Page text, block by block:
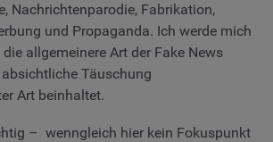
Nachrichtenparodie, Fabrikation,
und Propaganda. Ich werde mich
allgemeinere Art der Fake News
absichtliche Täuschung
Art beinhaltet.
– wenngleich hier kein Fokuspunkt